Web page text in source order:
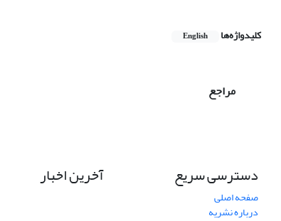
کلیدواژه‌ها English
مراجع
دسترسی سریع
صفحه اصلی
درباره نشریه
آخرین اخبار